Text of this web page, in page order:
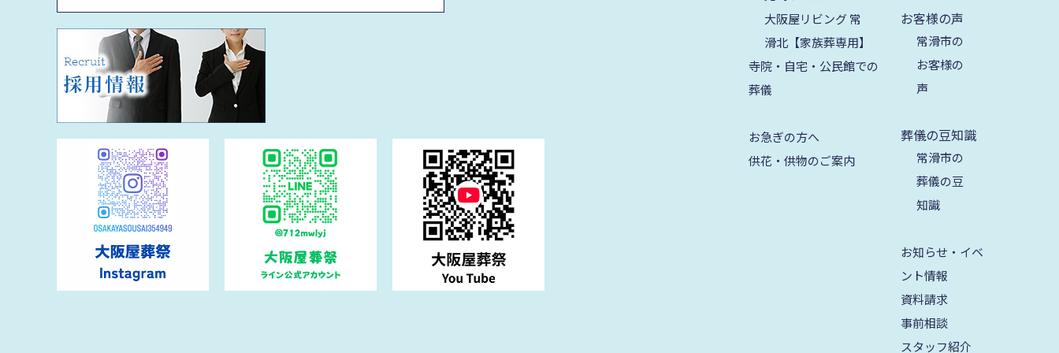
2024年8月
2024年7月
2024年6月
2024年4月
2024年3月
大阪屋リビング 常
滑北【家族葬専用】
寺院・自宅・公民館での
葬儀
お急ぎの方へ
供花・供物のご案内
お客様の声
常滑市の
お客様の
声
葬儀の豆知識
常滑市の
葬儀の豆
知識
お知らせ・イベ
ント情報
資料請求
事前相談
スタッフ紹介